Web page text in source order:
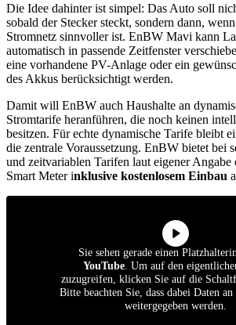
Die Idee dahinter ist simpel: Das Auto soll
sobald der Stecker steckt, sondern dann,
Stromnetz sinnvoller ist. EnBW Mavi kann
automatisch in passende Zeitfenster
eine vorhandene PV-Anlage oder ein
des Akkus berücksichtigt werden.
Damit will EnBW auch Haushalte an
Stromtarife heranführen, die noch keinen
besitzen. Für echte dynamische Tarife bleibt
die zentrale Voraussetzung. EnBW bietet bei
und zeitvariablen Tarifen laut eigener Angabe
Smart Meter inklusive kostenlosem Einbau
Sie sehen gerade einen
YouTube. Um auf den
zuzugreifen, klicken Sie auf die
Bitte beachten Sie, dass dabei Daten
weitergegeben werden.